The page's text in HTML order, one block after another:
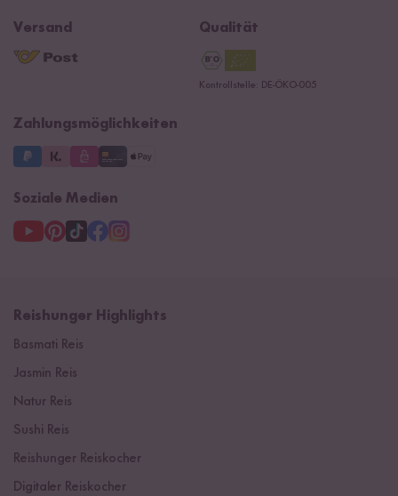
Kontaktformular
Navacopah
Reishunger Gutscheine
B2B
Versand Qualität
Kontrollstelle: DE-ÖKO-005
Zahlungsmöglichkeiten
Soziale Medien
Reishunger Highlights
Basmati Reis
Jasmin Reis
Natur Reis
Sushi Reis
Reishunger Reiskocher
Digitaler Reiskocher